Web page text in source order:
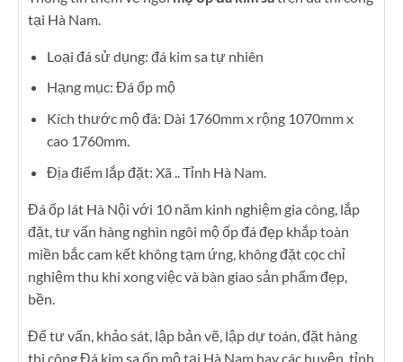
tại Hà Nam.
Loại đá sử dụng: đá kim sa tự nhiên
Hạng mục: Đá ốp mộ
Kích thước mộ đá: Dài 1760mm x rộng 1070mm x
cao 1760mm.
Địa điểm lắp đặt: Xã .. Tỉnh Hà Nam.
Đá ốp lát Hà Nội với 10 năm kinh nghiệm gia công, lắp
đặt, tư vấn hàng nghìn ngôi mộ ốp đá đẹp khắp toàn
miền bắc cam kết không tạm ứng, không đặt cọc chỉ
nghiệm thu khi xong việc và bàn giao sản phẩm đẹp,
bền.
Để tư vấn, khảo sát, lập bản vẽ, lập dự toán, đặt hàng
thi công Đá kim sa ốp mộ tại Hà Nam hay các huyện, tỉnh